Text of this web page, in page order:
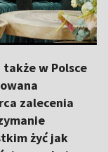
w Polsce
zalecenia
żyć jak